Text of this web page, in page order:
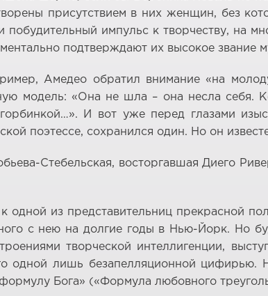
присутствием в них женщин, без
импульс к творчеству, на
подтверждают их высокое звание
Амедео обратил внимание «на
модель: «Она не шла – она несла себя.
И вот уже перед глазами
поэтессе, сохранился один. Но он
Стебельская, восторгавшая Диего
из представительниц прекрасной
с нею на долгие годы в Нью-Йорк. Но
творческой интеллигенции,
одной лишь безапелляционной
Бога» («Формула любовного